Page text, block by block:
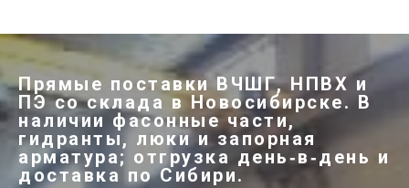
Прямые поставки ВЧШГ, НПВХ и
ПЭ со склада в Новосибирске. В
наличии фасонные части,
гидранты, люки и запорная
арматура; отгрузка день‑в‑день и
доставка по Сибири.